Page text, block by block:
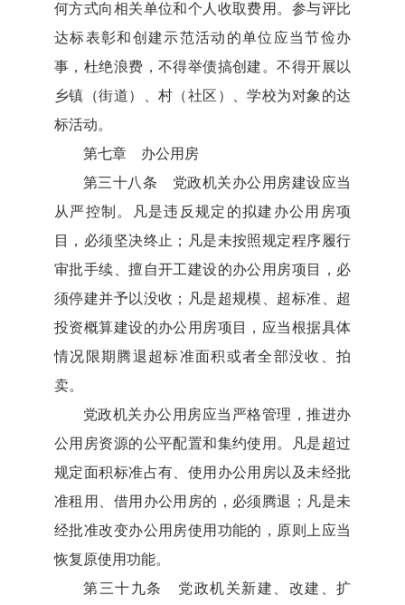
何方式向相关单位和个人收取费用。参与评比
达标表彰和创建示范活动的单位应当节俭办
事，杜绝浪费，不得举债搞创建。不得开展以
乡镇（街道）、村（社区）、学校为对象的达
标活动。
第七章 办公用房
第三十八条 党政机关办公用房建设应当
从严控制。凡是违反规定的拟建办公用房项
目，必须坚决终止；凡是未按照规定程序履行
审批手续、擅自开工建设的办公用房项目，必
须停建并予以没收；凡是超规模、超标准、超
投资概算建设的办公用房项目，应当根据具体
情况限期腾退超标准面积或者全部没收、拍
卖。
党政机关办公用房应当严格管理，推进办
公用房资源的公平配置和集约使用。凡是超过
规定面积标准占有、使用办公用房以及未经批
准租用、借用办公用房的，必须腾退；凡是未
经批准改变办公用房使用功能的，原则上应当
恢复原使用功能。
第三十九条 党政机关新建、改建、扩